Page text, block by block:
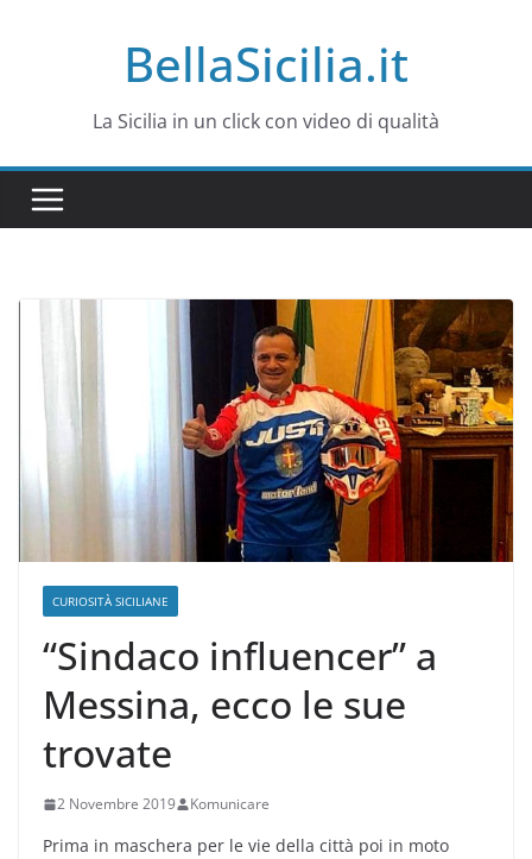
BellaSicilia.it
La Sicilia in un click con video di qualità
CURIOSITÀ SICILIANE
“Sindaco influencer” a
Messina, ecco le sue
trovate
2 Novembre 2019 Komunicare
Prima in maschera per le vie della città poi in moto